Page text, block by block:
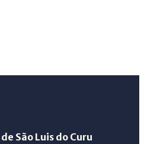
São Luis do Curu